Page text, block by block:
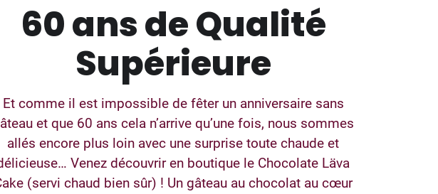
60 ans de Qualité
Supérieure
Et comme il est impossible de fêter un anniversaire sans
et que 60 ans cela n’arrive qu’une fois, nous sommes
allés encore plus loin avec une surprise toute chaude et
Venez découvrir en boutique le Chocolate Läva
(servi chaud bien sûr) ! Un gâteau au chocolat au cœur